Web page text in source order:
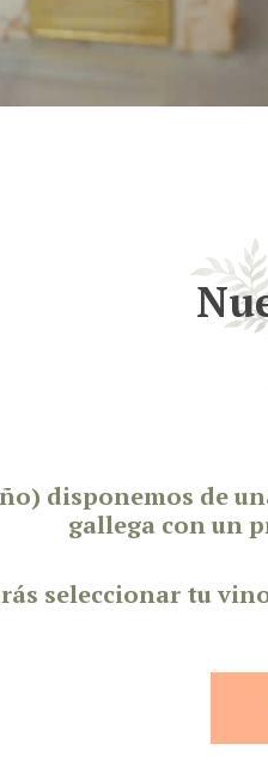
disponemos de
gallega con un
seleccionar tu